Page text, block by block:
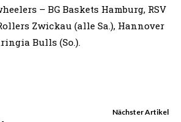
– BG Baskets Hamburg, RSV
Zwickau (alle Sa.), Hannover
Bulls (So.).
Nächster Artikel